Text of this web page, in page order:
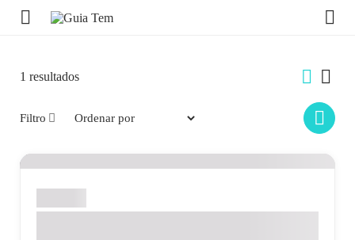
1 resultados
Filtro